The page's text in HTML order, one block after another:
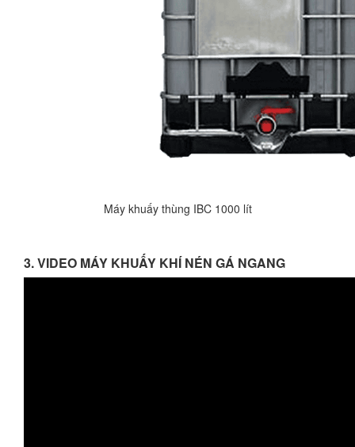
Máy khuấy thùng IBC 1000 lít
3. VIDEO MÁY KHUẤY KHÍ NÉN GÁ NGANG